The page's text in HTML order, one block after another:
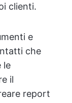
clienti.
e
che
le
il
report